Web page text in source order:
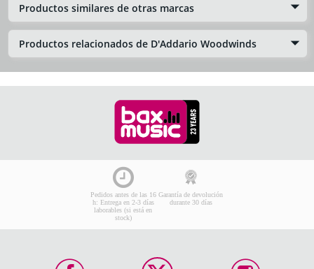
Productos similares de otras marcas
Productos relacionados de D'Addario Woodwinds
Pedidos antes de las 16
h: Entrega en 2-3 días
laborables (si está en
stock)
Garantía de devolución
durante 30 días